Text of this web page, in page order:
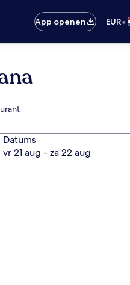
App openen
EUR•
Datums